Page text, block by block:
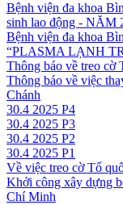
Bệnh viện đa khoa
sinh lao động - NĂM
Bệnh viện đa khoa
“PLASMA LẠNH
Thông báo về treo cờ
Thông báo về việc
Chánh
30.4 2025 P4
30.4 2025 P3
30.4 2025 P2
30.4 2025 P1
Về việc treo cờ Tổ
Khởi công xây dựng
Chí Minh